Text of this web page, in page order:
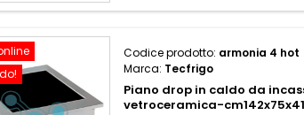
Codice prodotto: armonia 4 hot
Marca: Tecfrigo
Piano drop in caldo da
vetroceramica-